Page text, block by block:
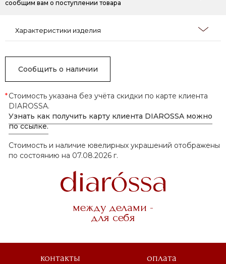
сообщим вам о поступлении товара
Характеристики изделия
Сообщить о наличии
*Стоимость указана без учёта скидки по карте клиента
DIAROSSA.
Узнать как получить карту клиента DIAROSSA можно
по ссылке.
Стоимость и наличие ювелирных украшений отображены
по состоянию на 07.08.2026 г.
между делами -
для себя
контакты
оплата